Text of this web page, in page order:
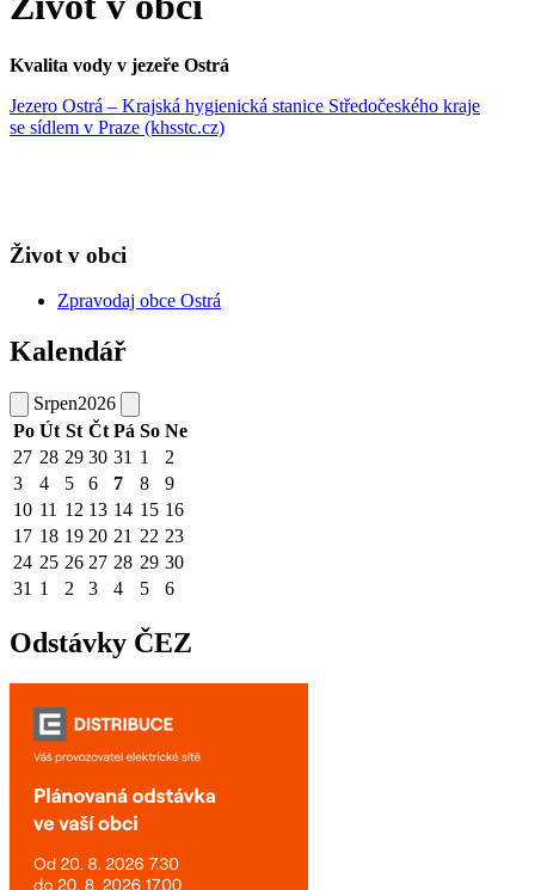
Kvalita vody v jezeře Ostrá
Jezero Ostrá – Krajská hygienická stanice Středočeského kraje
se sídlem v Praze (khsstc.cz)
Život v obci
Zpravodaj obce Ostrá
Kalendář
Srpen2026
Po Út St Čt Pá So Ne
27 28 29 30 31 1
2
3
4 5 6 7 8
9
10 11 12 13 14 15 16
17 18 19 20 21 22 23
24 25 26 27 28 29 30
31 1 2 3 4 5 6
Odstávky ČEZ